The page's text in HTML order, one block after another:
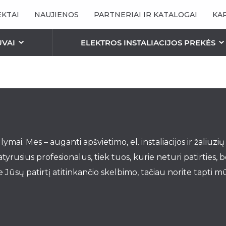
NAUJIENOS PARTNERIAI IR KATALOGAI
ELEKTROS INSTALIACIJOS PREKĖS
Tinklelis-Rėmelis
Tinklelis-Roletas
Tinklelis-Durys
Pergola „Elegancy“
Pergolos –
Pergola „Aura“
Mes – auganti apšvietimo, el. instaliacijos ir
profesionalus, tiek tuos, kurie neturi patirties,
patirtį atitinkančio skelbimo, tačiau norite tapti